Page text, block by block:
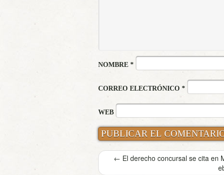
NOMBRE *
CORREO ELECTRÓNICO *
WEB
← El derecho concursal se cita en